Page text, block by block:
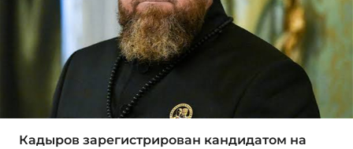
Кадыров зарегистрирован кандидатом на